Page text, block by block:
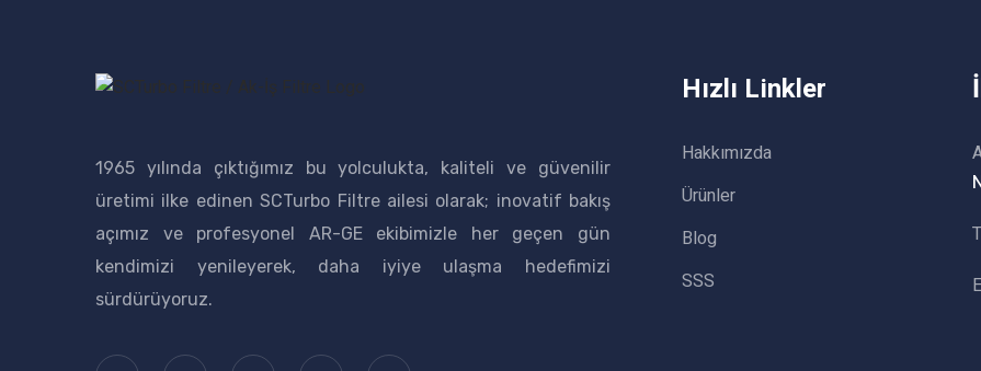
1965 yılında çıktığımız bu yolculukta, kaliteli ve güvenilir
üretimi ilke edinen SCTurbo Filtre ailesi olarak; inovatif bakış
açımız ve profesyonel AR-GE ekibimizle her geçen gün
kendimizi yenileyerek, daha iyiye ulaşma hedefimizi
sürdürüyoruz.
Hızlı Linkler
Hakkımızda
Ürünler
Blog
SSS